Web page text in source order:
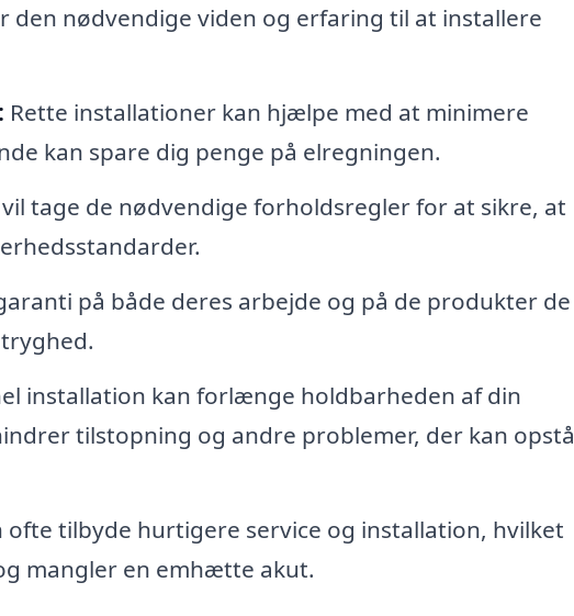
den nødvendige viden og erfaring til at installere
Rette installationer kan hjælpe med at minimere
kan spare dig penge på elregningen.
tage de nødvendige forholdsregler for at sikre, at
på både deres arbejde og på de produkter de
installation kan forlænge holdbarheden af din
tilstopning og andre problemer, der kan opstå
ofte tilbyde hurtigere service og installation, hvilket
mangler en emhætte akut.